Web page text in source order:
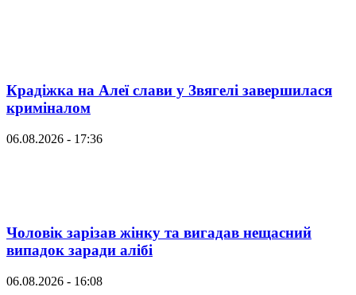
Крадіжка на Алеї слави у Звягелі завершилася
криміналом
06.08.2026 - 17:36
Чоловік зарізав жінку та вигадав нещасний
випадок заради алібі
06.08.2026 - 16:08